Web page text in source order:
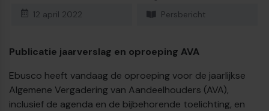
12 april 2022 Persbericht
Publicatie jaarverslag en oproeping AVA
Ebusco heeft vandaag de oproeping voor de jaarlijkse
Algemene Vergadering van Aandeelhouders (AVA),
inclusief de agenda en de bijbehorende toelichting, en